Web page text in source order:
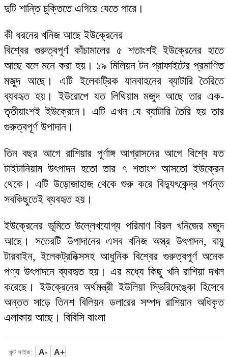
দুটি শান্তি চুক্তিতে এগিয়ে যেতে পারে।
কী ধরনের খনিজ আছে ইউক্রেনের
বিশ্বের গুরুত্বপূর্ণ কাঁচামালের ৫ শতাংশই ইউক্রেনের হাতে
আছে বলে মনে করা হয়। ১৯ মিলিয়ন টন গ্রাফাইটের প্রমাণিত
মজুদ আছে। এটি ইলেকট্রিক যানবাহনের ব্যাটারি তৈরিতে
ব্যবহৃত হয়। ইউরোপে যত লিথিয়াম মজুদ আছে তার এক-
তৃতীয়াংশই ইউক্রেনে। এটি এখন যে ব্যাটারি তৈরি হয় তার
গুরুত্বপূর্ণ উপাদান।
তিন বছর আগে রাশিয়ার পূর্ণাঙ্গ আগ্রাসনের আগে বিশ্বে যত
টাইটানিয়াম উৎপাদন হতো তার ৭ শতাংশ আসতো ইউক্রেন
থেকে। এটি উড়োজাহাজ থেকে শুরু করে বিদ্যুৎকেন্দ্র পর্যন্ত
সবকিছুতেই ব্যবহৃত হয়।
ইউক্রেনের ভূমিতে উল্লেখযোগ্য পরিমাণ বিরল খনিজের মজুদ
আছে। সতেরটি উপাদানের এসব খনিজ অস্ত্র উৎপাদন, বায়ু
টারবাইন, ইলেকট্রনিক্সসহ আধুনিক বিশ্বের গুরুত্বপূর্ণ অনেক
পণ্য উৎপাদনে ব্যবহৃত হয়। এর মধ্যে কিছু খনি রাশিয়া দখল
করেছে। ইউক্রেনের অর্থমন্ত্রী ইউলিয়া স্ভিরিদেঙ্কো হিসেবে
অন্তত সাড়ে তিনশ বিলিয়ন ডলারের সম্পদ রাশিয়ান অধিকৃত
এলাকায় আছে। বিবিসি বাংলা
ফন্ট সাইজ: A- A+